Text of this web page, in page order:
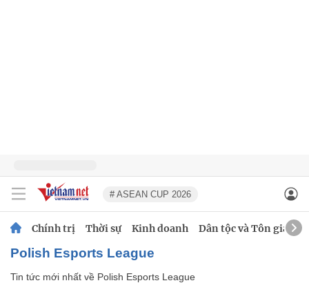
# ASEAN CUP 2026
Chính trị Thời sự Kinh doanh Dân tộc và Tôn giáo
Polish Esports League
Tin tức mới nhất về Polish Esports League